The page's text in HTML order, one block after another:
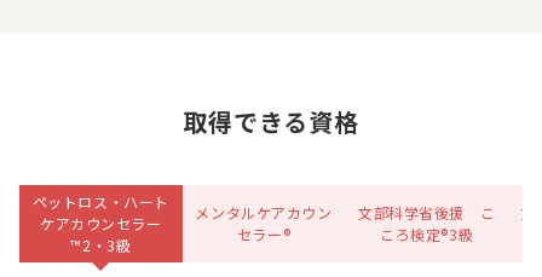
取得できる資格
ペットロス・ハート
ケアカウンセラー
™2・3級
メンタルケアカウン
セラー®
文部科学省後援 こ
ころ検定®3級
文